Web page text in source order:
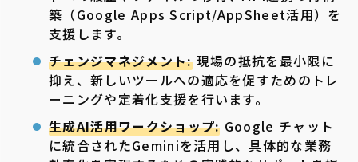
築（Google Apps Script/AppSheet活用）を
支援します。
チェンジマネジメント:現場の抵抗を最小限に
抑え、新しいツールへの適応を促すためのトレ
ーニングや定着化支援を行います。
生成AI活用ワークショップ: Google チャット
に統合されたGeminiを活用し、具体的な業務